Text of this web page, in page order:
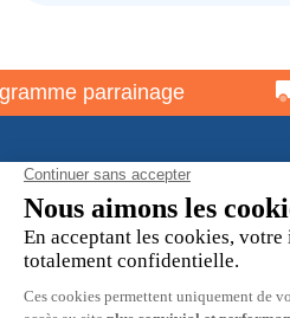
parrainage
À propos
Informations pratiques